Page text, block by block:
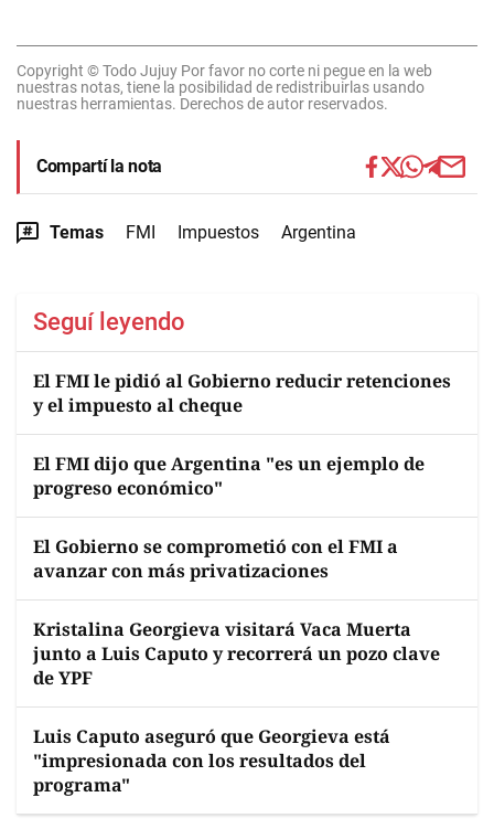
Copyright © Todo Jujuy Por favor no corte ni pegue en la web
nuestras notas, tiene la posibilidad de redistribuirlas usando
nuestras herramientas. Derechos de autor reservados.
Compartí la nota
Temas FMI Impuestos Argentina
Seguí leyendo
El FMI le pidió al Gobierno reducir retenciones
y el impuesto al cheque
El FMI dijo que Argentina "es un ejemplo de
progreso económico"
El Gobierno se comprometió con el FMI a
avanzar con más privatizaciones
Kristalina Georgieva visitará Vaca Muerta
junto a Luis Caputo y recorrerá un pozo clave
de YPF
Luis Caputo aseguró que Georgieva está
"impresionada con los resultados del
programa"